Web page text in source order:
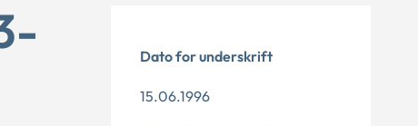
Dato for underskrift
15.06.1996